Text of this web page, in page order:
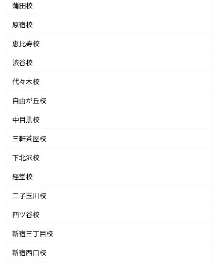
蒲田校
原宿校
恵比寿校
渋谷校
代々木校
自由が丘校
中目黒校
三軒茶屋校
下北沢校
経堂校
二子玉川校
四ツ谷校
新宿三丁目校
新宿西口校